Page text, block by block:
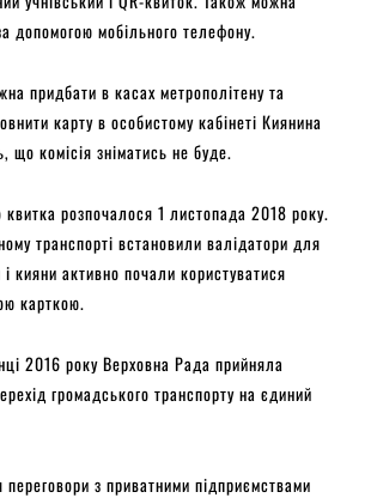
допомогою мобільного телефону.
придбати в касах метрополітену та
карту в особистому кабінеті Киянина
що комісія зніматись не буде.
квитка розпочалося 1 листопада 2018 року.
транспорті встановили валідатори для
кияни активно почали користуватися
карткою.
2016 року Верховна Рада прийняла
громадського транспорту на єдиний
переговори з приватними підприємствами